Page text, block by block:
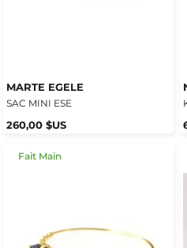
MARTE EGELE
SAC MINI ESE
260,00 $US
Fait Main